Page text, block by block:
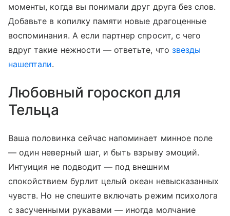
моменты, когда вы понимали друг друга без слов.
Добавьте в копилку памяти новые драгоценные
воспоминания. А если партнер спросит, с чего
вдруг такие нежности — ответьте, что звезды
нашептали.
Любовный гороскоп для
Тельца
Ваша половинка сейчас напоминает минное поле
— один неверный шаг, и быть взрыву эмоций.
Интуиция не подводит — под внешним
спокойствием бурлит целый океан невысказанных
чувств. Но не спешите включать режим психолога
с засученными рукавами — иногда молчание